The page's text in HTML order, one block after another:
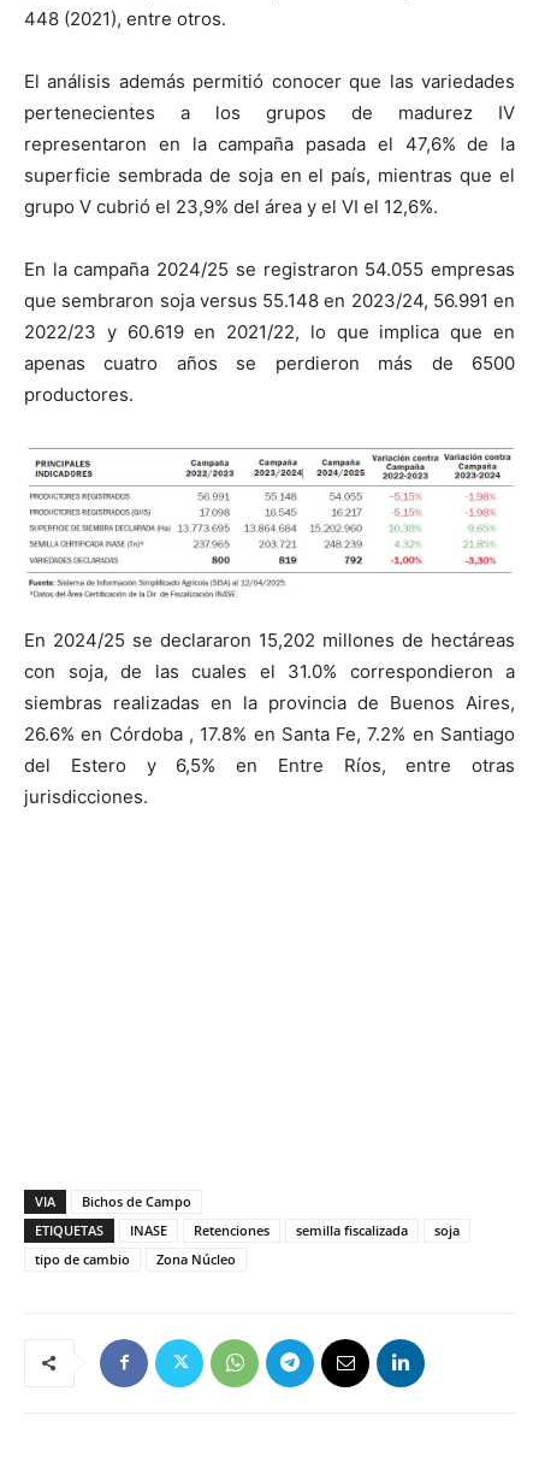
448 (2021), entre otros.
El análisis además permitió conocer que las variedades
pertenecientes a los grupos de madurez IV
representaron en la campaña pasada el 47,6% de la
superficie sembrada de soja en el país, mientras que el
grupo V cubrió el 23,9% del área y el VI el 12,6%.
En la campaña 2024/25 se registraron 54.055 empresas
que sembraron soja versus 55.148 en 2023/24, 56.991 en
2022/23 y 60.619 en 2021/22, lo que implica que en
apenas cuatro años se perdieron más de 6500
productores.
En 2024/25 se declararon 15,202 millones de hectáreas
con soja, de las cuales el 31.0% correspondieron a
siembras realizadas en la provincia de Buenos Aires,
26.6% en Córdoba , 17.8% en Santa Fe, 7.2% en Santiago
del Estero y 6,5% en Entre Ríos, entre otras
jurisdicciones.
VIA
Bichos de Campo
ETIQUETAS
INASE Retenciones semilla fiscalizada
soja
tipo de cambio
Zona Núcleo